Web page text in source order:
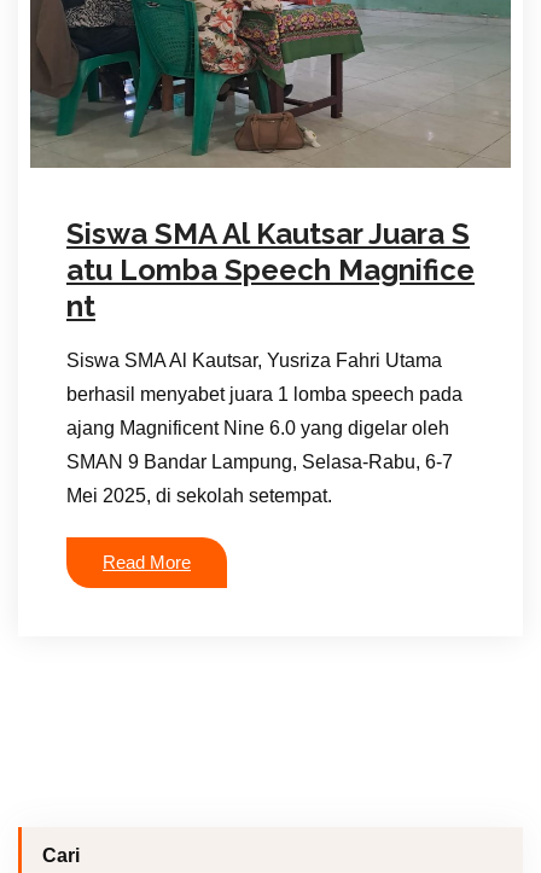
Siswa SMA Al Kautsar Juara S
atu Lomba Speech Magnifice
nt
Siswa SMA Al Kautsar, Yusriza Fahri Utama
berhasil menyabet juara 1 lomba speech pada
ajang Magnificent Nine 6.0 yang digelar oleh
SMAN 9 Bandar Lampung, Selasa-Rabu, 6-7
Mei 2025, di sekolah setempat.
Read More
Cari